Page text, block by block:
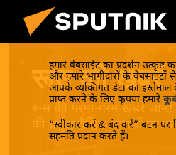
हमारे वेबसाईट का प्रदर्शन
और हमारे भागीदारों के
आपके व्यक्तिगत डेटा का इस्तेमाल
प्राप्त करने के लिए कृपया हमारे
“स्वीकार करें & बंद करें” बटन
सहमति प्रदान करते हैं।
रूस की खबरें
रूस की गरमा-गरम खबरें
की प्रमुख वैश्विक मामलों पर